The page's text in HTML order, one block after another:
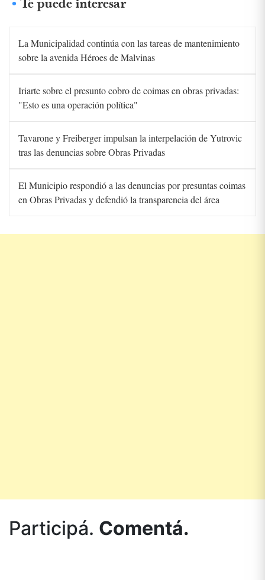
Te puede interesar
La Municipalidad continúa con las tareas de mantenimiento
sobre la avenida Héroes de Malvinas
Iriarte sobre el presunto cobro de coimas en obras privadas:
"Esto es una operación política"
Tavarone y Freiberger impulsan la interpelación de Yutrovic
tras las denuncias sobre Obras Privadas
El Municipio respondió a las denuncias por presuntas coimas
en Obras Privadas y defendió la transparencia del área
Participá. Comentá.